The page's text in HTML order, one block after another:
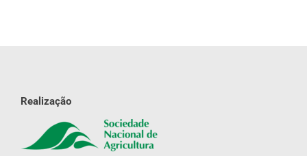
Realização